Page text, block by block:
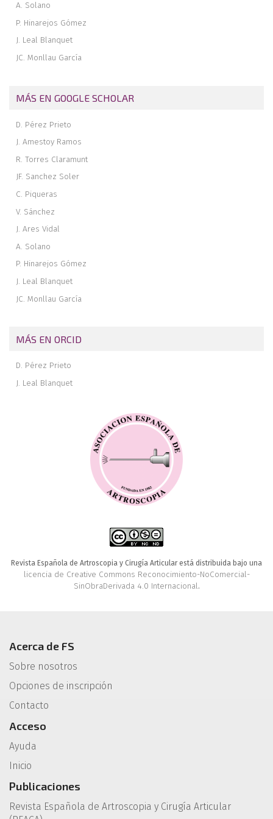
A. Solano
P. Hinarejos Gómez
J. Leal Blanquet
JC. Monllau García
MÁS EN GOOGLE SCHOLAR
D. Pérez Prieto
J. Amestoy Ramos
R. Torres Claramunt
JF. Sanchez Soler
C. Piqueras
V. Sánchez
J. Ares Vidal
A. Solano
P. Hinarejos Gómez
J. Leal Blanquet
JC. Monllau García
MÁS EN ORCID
D. Pérez Prieto
J. Leal Blanquet
Revista Española de Artroscopia y Cirugía Articular está distribuida bajo una
licencia de Creative Commons Reconocimiento-NoComercial-
SinObraDerivada 4.0 Internacional.
Acerca de FS
Sobre nosotros
Opciones de inscripción
Contacto
Acceso
Ayuda
Inicio
Publicaciones
Revista Española de Artroscopia y Cirugía Articular